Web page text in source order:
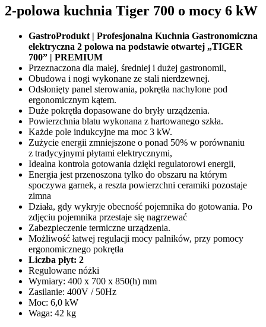
2-polowa kuchnia Tiger 700 o mocy 6 kW
GastroProdukt | Profesjonalna Kuchnia Gastronomiczna
elektryczna 2 polowa na podstawie otwartej „TIGER
700” | PREMIUM
Przeznaczona dla małej, średniej i dużej gastronomii,
Obudowa i nogi wykonane ze stali nierdzewnej.
Odsłonięty panel sterowania, pokrętła nachylone pod
ergonomicznym kątem.
Duże pokrętła dopasowane do bryły urządzenia.
Powierzchnia blatu wykonana z hartowanego szkła.
Każde pole indukcyjne ma moc 3 kW.
Zużycie energii zmniejszone o ponad 50% w porównaniu
z tradycyjnymi płytami elektrycznymi,
Idealna kontrola gotowania dzięki regulatorowi energii,
Energia jest przenoszona tylko do obszaru na którym
spoczywa garnek, a reszta powierzchni ceramiki pozostaje
zimna
Działa, gdy wykryje obecność pojemnika do gotowania. Po
zdjęciu pojemnika przestaje się nagrzewać
Zabezpieczenie termiczne urządzenia.
Możliwość łatwej regulacji mocy palników, przy pomocy
ergonomicznego pokrętła
Liczba płyt: 2
Regulowane nóżki
Wymiary: 400 x 700 x 850(h) mm
Zasilanie: 400V / 50Hz
Moc: 6,0 kW
Waga: 42 kg